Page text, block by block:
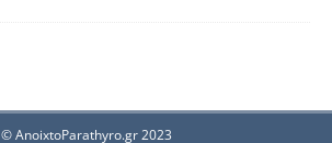
© AnoixtoParathyro.gr 2023